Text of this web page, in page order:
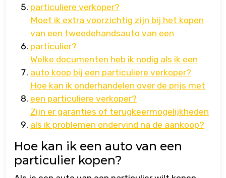
particuliere verkoper?
Moet ik extra voorzichtig zijn bij het kopen
van een tweedehandsauto van een
particulier?
Welke documenten heb ik nodig als ik een
auto koop bij een particuliere verkoper?
Hoe kan ik onderhandelen over de prijs met
een particuliere verkoper?
Zijn er garanties of terugkeermogelijkheden
als ik problemen ondervind na de aankoop?
Hoe kan ik een auto van een
particulier kopen?